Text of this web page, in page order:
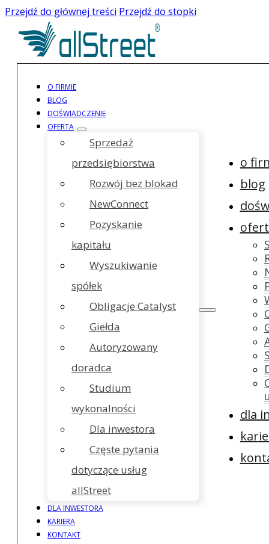
Przejdź do głównej treści Przejdź do stopki
O FIRMIE
BLOG
DOŚWIADCZENIE
OFERTA
Sprzedaż
przedsiębiorstwa
Rozwój bez blokad
NewConnect
Pozyskanie
kapitału
Wyszukiwanie
spółek
Obligacje Catalyst
Giełda
Autoryzowany
doradca
Studium
wykonalności
Dla inwestora
Częste pytania
dotyczące usług
allStreet
DLA INWESTORA
KARIERA
KONTAKT
o
blog
dla